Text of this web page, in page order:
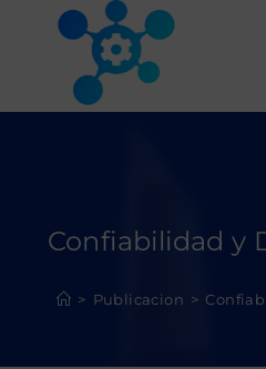
Confiabilidad y
> Publicacion >